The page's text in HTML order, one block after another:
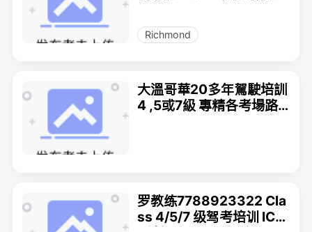
Richmond
大溫哥華20多年駕駛培訓
4 ,5或7級 專精各考場路
罗教练7788923322 Cla
ss 4/5/7 级驾考培训 ICB